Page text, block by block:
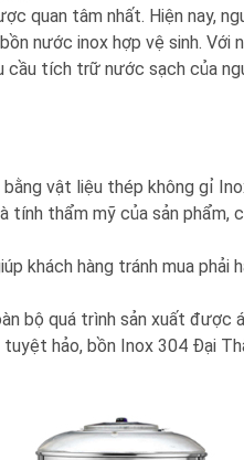
quan tâm nhất. Hiện nay,
nước inox hợp vệ sinh.
tích trữ nước sạch của
vật liệu thép không gỉ
tính thẩm mỹ của sản phẩm,
khách hàng tránh mua phải
bộ quá trình sản xuất được
hảo, bồn Inox 304 Đại